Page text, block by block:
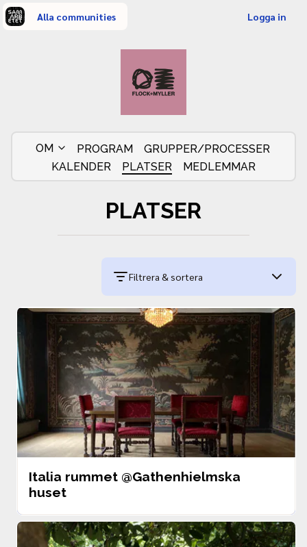
Alla communities Logga in
OM PROGRAM
GRUPPER/PROCESSER
KALENDER
PLATSER MEDLEMMAR
PLATSER
Filtrera & sortera
Filtrera Sortera
Italia rummet @Gathenhielmska
huset